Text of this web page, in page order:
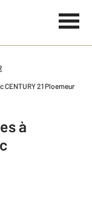
21 Ploemeur
à